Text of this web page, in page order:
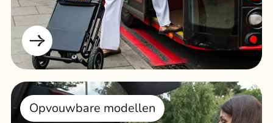
Opvouwbare modellen